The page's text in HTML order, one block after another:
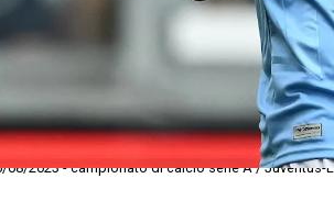
08/2023 - campionato di calcio serie A /